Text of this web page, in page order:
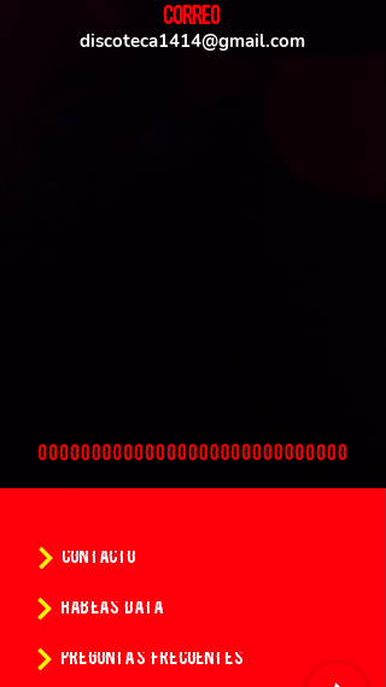
CORREO
discoteca1414@gmail.com
CONTACTO
HABEAS DATA
PREGUNTAS FRECUENTES